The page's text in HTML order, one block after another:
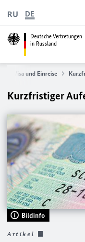
Deutsche Vertretungen
in Russland
RU DE
Visa und Einreise
Kurzfristiger
Bildinfo
Artikel